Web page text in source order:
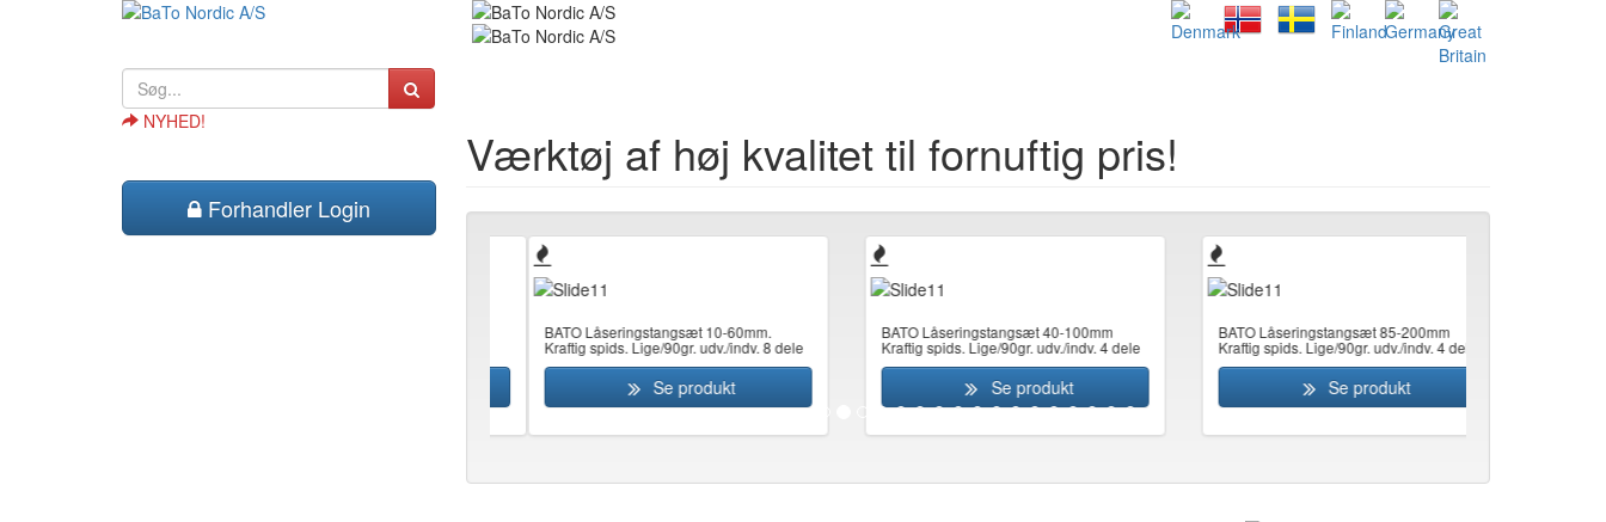
NYHED!
Forhandler Login
Værktøj af høj kvalitet til fornuftig pris!
BATO Låseringstangsæt 10-60mm.
Kraftig spids. Lige/90gr. udv./indv. 8 dele
Se produkt
BATO Låseringstangsæt 40-100mm
Kraftig spids. Lige/90gr. udv./indv. 4 dele
Se produkt
BATO Låseringstangsæt 85-200mm
Kraftig spids. Lige/90gr. udv./indv. 4 dele
Se produkt